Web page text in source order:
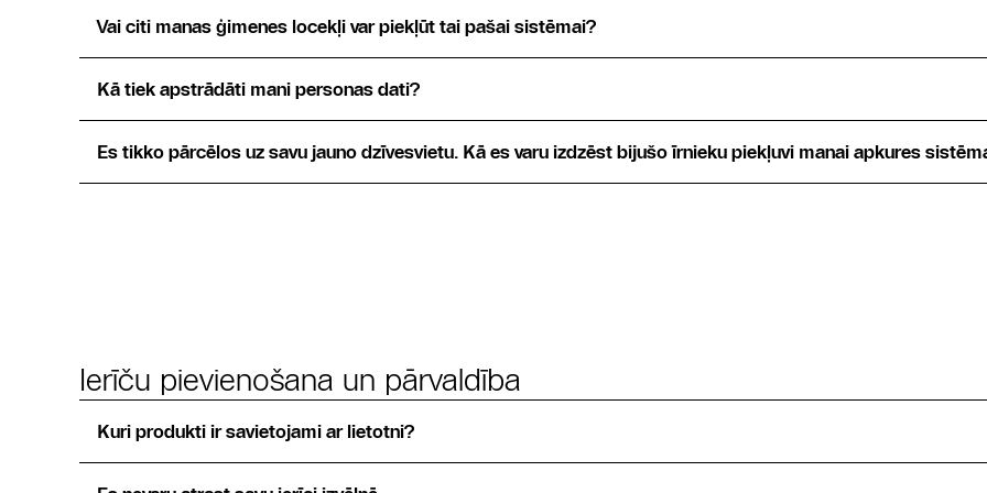
Vai citi manas ģimenes locekļi var piekļūt tai pašai sistēmai?
Kā tiek apstrādāti mani personas dati?
Es tikko pārcēlos uz savu jauno dzīvesvietu. Kā es varu izdzēst bijušo īrnieku piekļuvi manai apkures
Ierīču pievienošana un pārvaldība
Kuri produkti ir savietojami ar lietotni?